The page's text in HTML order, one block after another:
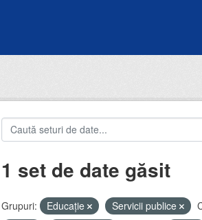
1 set de date găsit
Grupuri: Educație Servicii publice